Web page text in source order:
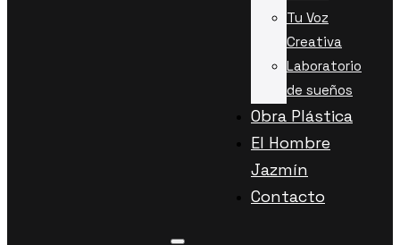
Tu Voz
Creativa
Laboratorio
de sueños
Obra Plástica
El Hombre
Jazmín
Contacto